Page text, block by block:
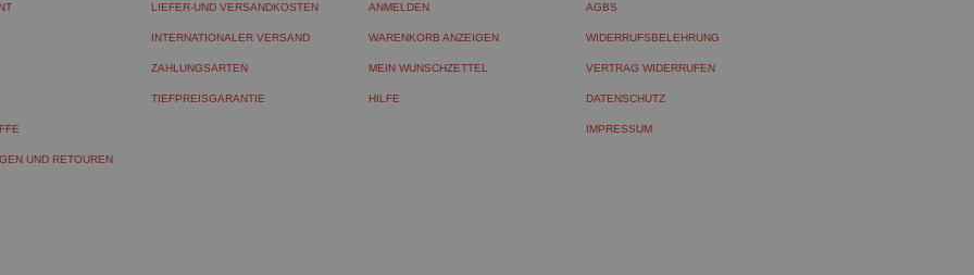
UND RETOUREN
LIEFER-UND VERSANDKOSTEN
INTERNATIONALER VERSAND
ZAHLUNGSARTEN
TIEFPREISGARANTIE
ANMELDEN
WARENKORB ANZEIGEN
MEIN WUNSCHZETTEL
HILFE
AGBS
WIDERRUFSBELEHRUNG
VERTRAG WIDERRUFEN
DATENSCHUTZ
IMPRESSUM